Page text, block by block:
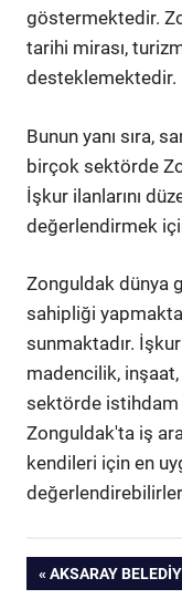
göstermektedir.
tarihi mirası,
desteklemektedir.
Bunun yanı sıra,
birçok sektörde
İşkur ilanlarını
değerlendirmek
Zonguldak dünya
sahipliği
sunmaktadır. İşkur
madencilik,
sektörde istihdam
Zonguldak'ta iş
kendileri için en
Yazı
PREVIOUS
AKSARAY